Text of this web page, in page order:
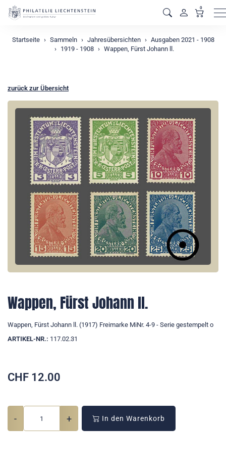
0
Startseite Sammeln Jahresübersichten
Ausgaben 2021 - 1908
1919 - 1908
Wappen, Fürst Johann ll.
zurück zur Übersicht
Wappen, Fürst Johann ll.
Wappen, Fürst Johann ll. (1917) Freimarke MiNr. 4-9 - Serie gestempelt o
ARTIKEL-NR.: 117.02.31
CHF 12.00
- + In den Warenkorb